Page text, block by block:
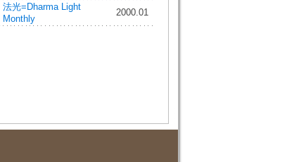
法光=Dharma Light
Monthly
2000.01